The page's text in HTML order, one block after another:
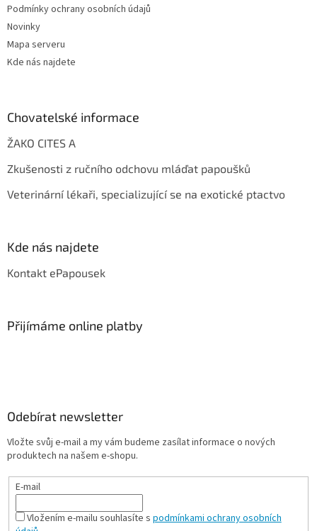
Podmínky ochrany osobních údajů
Novinky
Mapa serveru
Kde nás najdete
Chovatelské informace
ŽAKO CITES A
Zkušenosti z ručního odchovu mláďat papoušků
Veterinární lékaři, specializující se na exotické ptactvo
Kde nás najdete
Kontakt ePapousek
Přijímáme online platby
Odebírat newsletter
Vložte svůj e-mail a my vám budeme zasílat informace o nových
produktech na našem e-shopu.
E-mail
Vložením e-mailu souhlasíte s podmínkami ochrany osobních